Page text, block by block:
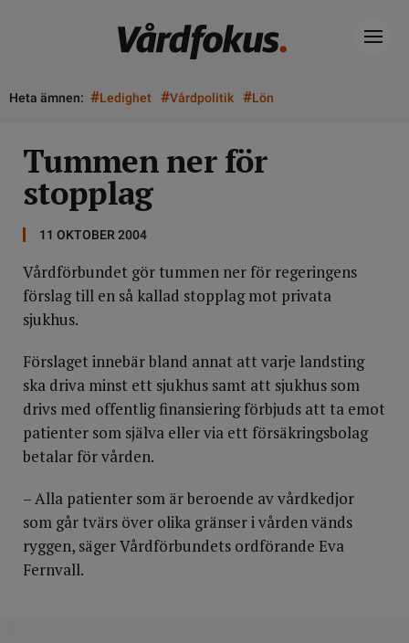
Heta ämnen: #Ledighet #Vårdpolitik #Lön
Tummen ner för
stopplag
11 OKTOBER 2004
Vårdförbundet gör tummen ner för regeringens
förslag till en så kallad stopplag mot privata
sjukhus.
Förslaget innebär bland annat att varje landsting
ska driva minst ett sjukhus samt att sjukhus som
drivs med offentlig finansiering förbjuds att ta emot
patienter som själva eller via ett försäkringsbolag
betalar för vården.
– Alla patienter som är beroende av vårdkedjor
som går tvärs över olika gränser i vården vänds
ryggen, säger Vårdförbundets ordförande Eva
Fernvall.